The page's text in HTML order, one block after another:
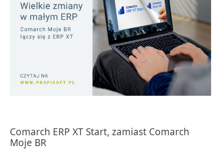
Comarch ERP XT Start, zamiast Comarch
Moje BR